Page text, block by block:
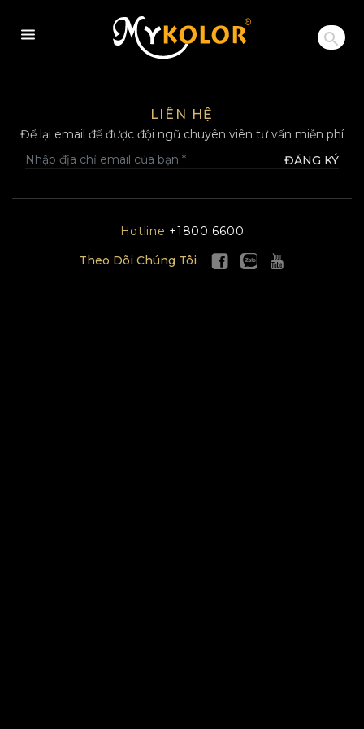
MYKOLOR
LIÊN HỆ
Để lại email để được đội ngũ chuyên viên tư vấn miễn phí
ĐĂNG KÝ
Hotline +1800 6600
Theo Dõi Chúng Tôi